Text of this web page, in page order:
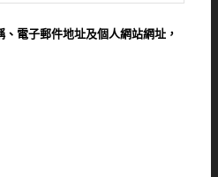
、電子郵件地址及個人網站網址，